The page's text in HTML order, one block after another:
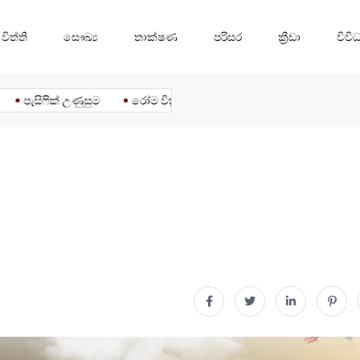
විත්ති සෞඛ්‍ය තාක්ෂණ පරිසර ක්‍රීඩා විවිධ
පැසිෆික් උණුසුම රෝම වික්‍රමය
Trending Trump US WomensCricket